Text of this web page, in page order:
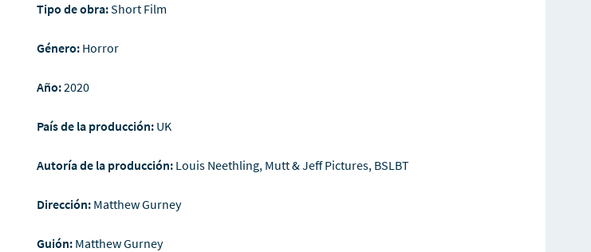
Tipo de obra:Short Film
Género: Horror
Año:2020
País de la producción: UK
Autoría de la producción: Louis Neethling, Mutt & Jeff Pictures, BSLBT
Dirección: Matthew Gurney
Guión: Matthew Gurney